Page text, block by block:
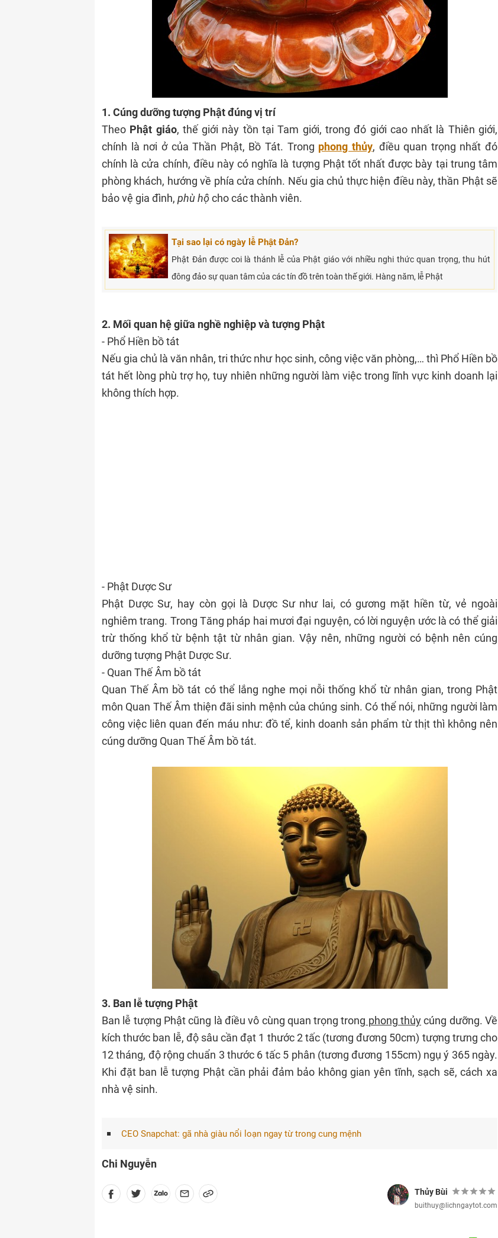
1. Cúng dưỡng tượng Phật đúng vị trí
Theo Phật giáo, thế giới này tồn tại Tam giới, trong đó giới cao nhất là Thiên giới,
chính là nơi ở của Thần Phật, Bồ Tát. Trong phong thủy, điều quan trọng nhất đó
chính là cửa chính, điều này có nghĩa là tượng Phật tốt nhất được bày tại trung tâm
phòng khách, hướng về phía cửa chính. Nếu gia chủ thực hiện điều này, thần Phật sẽ
bảo vệ gia đình, phù hộcho các thành viên.
Tại sao lại có ngày lễ Phật Đản?
Phật Đản được coi là thánh lễ của Phật giáo với nhiều nghi thức quan trọng, thu hút
đông đảo sự quan tâm của các tín đồ trên toàn thế giới. Hàng năm, lễ Phật
2. Mối quan hệ giữa nghề nghiệp và tượng Phật
- Phổ Hiền bồ tát
Nếu gia chủ là văn nhân, tri thức như học sinh, công việc văn phòng,… thì Phổ Hiền bồ
tát hết lòng phù trợ họ, tuy nhiên những người làm việc trong lĩnh vực kinh doanh lại
không thích hợp.
- Phật Dược Sư
Phật Dược Sư, hay còn gọi là Dược Sư như lai, có gương mặt hiền từ, vẻ ngoài
nghiêm trang. Trong Tăng pháp hai mươi đại nguyện, có lời nguyện ước là có thể giải
trừ thống khổ từ bệnh tật từ nhân gian. Vậy nên, những người có bệnh nên cúng
dưỡng tượng Phật Dược Sư.
- Quan Thế Âm bồ tát
Quan Thế Âm bồ tát có thể lắng nghe mọi nỗi thống khổ từ nhân gian, trong Phật
môn Quan Thế Âm thiện đãi sinh mệnh của chúng sinh. Có thể nói, những người làm
công việc liên quan đến máu như: đồ tể, kinh doanh sản phẩm từ thịt thì không nên
cúng dưỡng Quan Thế Âm bồ tát.
3. Ban lễ tượng Phật
Ban lễ tượng Phật cũng là điều vô cùng quan trọng trong phong thủycúng dưỡng. Về
kích thước ban lễ, độ sâu cần đạt 1 thước 2 tấc (tương đương 50cm) tượng trưng cho
12 tháng, độ rộng chuẩn 3 thước 6 tấc 5 phân (tương đương 155cm) ngụ ý 365 ngày.
Khi đặt ban lễ tượng Phật cần phải đảm bảo không gian yên tĩnh, sạch sẽ, cách xa
nhà vệ sinh.
CEO Snapchat: gã nhà giàu nổi loạn ngay từ trong cung mệnh
Chi Nguyễn
Thủy Bùi
buithuy@lichngaytot.com